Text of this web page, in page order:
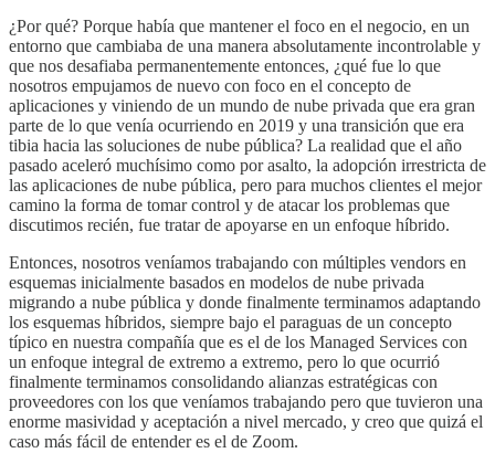
¿Por qué? Porque había que mantener el foco en el negocio, en un
entorno que cambiaba de una manera absolutamente incontrolable y
que nos desafiaba permanentemente entonces, ¿qué fue lo que
nosotros empujamos de nuevo con foco en el concepto de
aplicaciones y viniendo de un mundo de nube privada que era gran
parte de lo que venía ocurriendo en 2019 y una transición que era
tibia hacia las soluciones de nube pública? La realidad que el año
pasado aceleró muchísimo como por asalto, la adopción irrestricta de
las aplicaciones de nube pública, pero para muchos clientes el mejor
camino la forma de tomar control y de atacar los problemas que
discutimos recién, fue tratar de apoyarse en un enfoque híbrido.
Entonces, nosotros veníamos trabajando con múltiples vendors en
esquemas inicialmente basados en modelos de nube privada
migrando a nube pública y donde finalmente terminamos adaptando
los esquemas híbridos, siempre bajo el paraguas de un concepto
típico en nuestra compañía que es el de los Managed Services con
un enfoque integral de extremo a extremo, pero lo que ocurrió
finalmente terminamos consolidando alianzas estratégicas con
proveedores con los que veníamos trabajando pero que tuvieron una
enorme masividad y aceptación a nivel mercado, y creo que quizá el
caso más fácil de entender es el de Zoom.